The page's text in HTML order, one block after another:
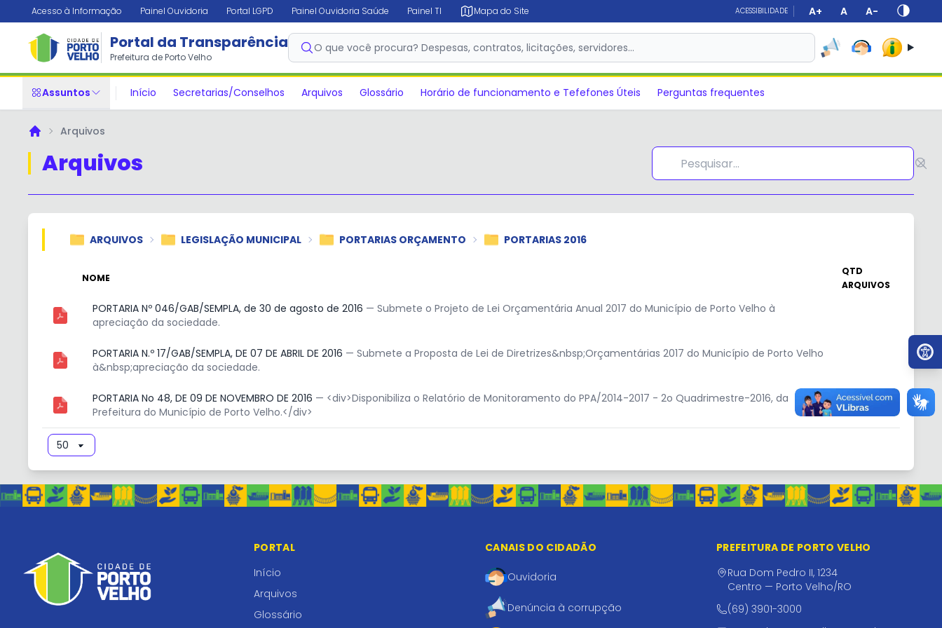
Acesso à Informação Painel Ouvidoria Portal LGPD Painel Ouvidoria Saúde Painel TI Mapa do Site ACESSIBILIDADE A+ A A-
Portal da Transparência
Prefeitura de Porto Velho
O que você procura? Despesas, contratos, licitações, servidores…
Assuntos Início Secretarias/Conselhos Arquivos Glossário Horário de funcionamento e Tefefones Úteis Perguntas frequentes
PrincipalArquivos
Arquivos
ARQUIVOS LEGISLAÇÃO MUNICIPAL PORTARIAS ORÇAMENTO PORTARIAS 2016
NOME
QTD
ARQUIVOS
PORTARIA Nº 046/GAB/SEMPLA, de 30 de agosto de 2016 — Submete o Projeto de Lei Orçamentária Anual 2017 do Município de Porto Velho à
apreciação da sociedade.
PORTARIA N.º 17/GAB/SEMPLA, DE 07 DE ABRIL DE 2016 — Submete a Proposta de Lei de Diretrizes&nbsp;Orçamentárias 2017 do Município de Porto Velho
à&nbsp;apreciação da sociedade.
PORTARIA No 48, DE 09 DE NOVEMBRO DE 2016 — <div>Disponibiliza o Relatório de Monitoramento do PPA/2014-2017 - 2o Quadrimestre-2016, da
Prefeitura do Município de Porto Velho.</div>
PORTAL
Início
Arquivos
Glossário
CANAIS DO CIDADÃO
Ouvidoria
Denúncia à corrupção
PREFEITURA DE PORTO VELHO
Rua Dom Pedro II, 1234
Centro — Porto Velho/RO
(69) 3901-3000
✕
Ir